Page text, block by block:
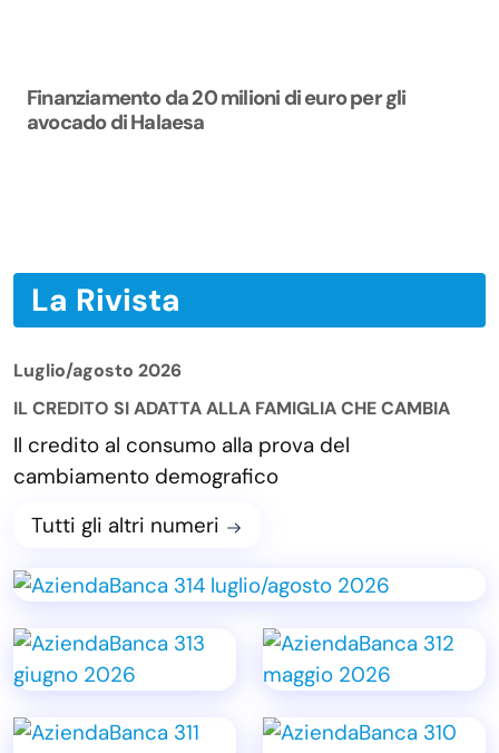
Finanziamento da 20 milioni di euro per gli
avocado di Halaesa
La Rivista
Luglio/agosto 2026
IL CREDITO SI ADATTA ALLA FAMIGLIA CHE CAMBIA
Il credito al consumo alla prova del
cambiamento demografico
Tutti gli altri numeri